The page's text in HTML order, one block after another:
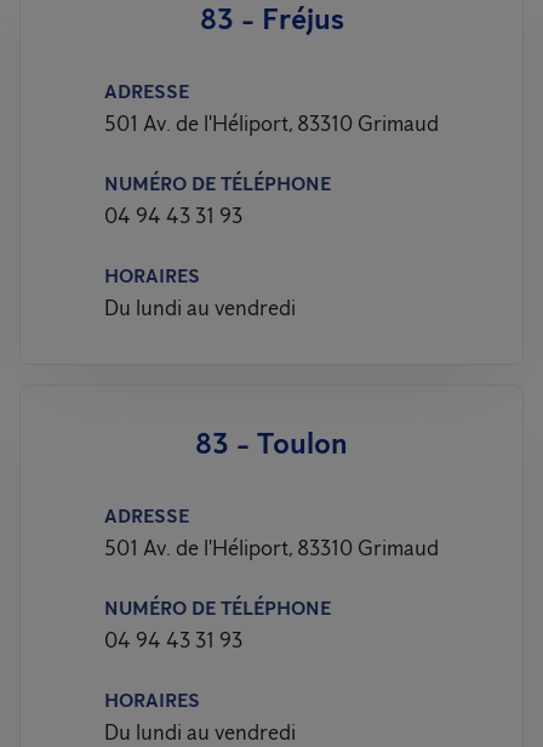
83 - Fréjus
ADRESSE
501 Av. de l'Héliport, 83310 Grimaud
NUMÉRO DE TÉLÉPHONE
04 94 43 31 93
HORAIRES
Du lundi au vendredi
83 - Toulon
ADRESSE
501 Av. de l'Héliport, 83310 Grimaud
NUMÉRO DE TÉLÉPHONE
04 94 43 31 93
HORAIRES
Du lundi au vendredi